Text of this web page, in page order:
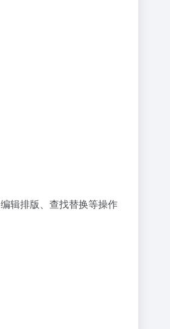
辑排版、查找替换等操作